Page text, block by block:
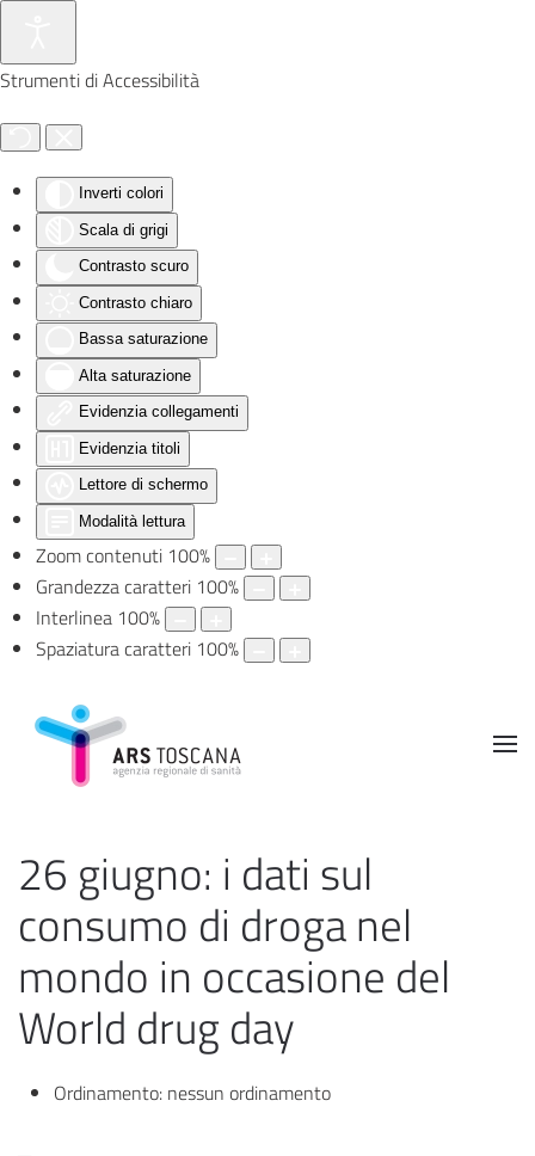
Strumenti di Accessibilità
Inverti colori
Scala di grigi
Contrasto scuro
Contrasto chiaro
Bassa saturazione
Alta saturazione
Evidenzia collegamenti
Evidenzia titoli
Lettore di schermo
Modalità lettura
Zoom contenuti 100%
Grandezza caratteri 100%
Interlinea 100%
Spaziatura caratteri 100%
Skip to main content
26 giugno: i dati sul
consumo di droga nel
mondo in occasione del
World drug day
Ordinamento: nessun ordinamento